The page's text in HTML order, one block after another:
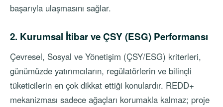
başarıyla ulaşmasını sağlar.
2. Kurumsal İtibar ve ÇSY (ESG) Performansı
Çevresel, Sosyal ve Yönetişim (ÇSY/ESG) kriterleri,
günümüzde yatırımcıların, regülatörlerin ve bilinçli
tüketicilerin en çok dikkat ettiği konulardır. REDD+
mekanizması sadece ağaçları korumakla kalmaz; proje